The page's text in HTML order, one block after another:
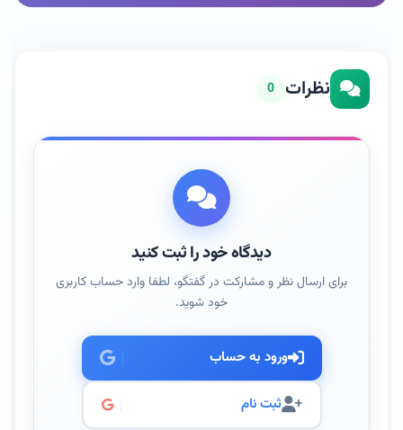
نظرات 0
دیدگاه خود را ثبت کنید
برای ارسال نظر و مشارکت در گفتگو، لطفا وارد حساب کاربری
خود شوید.
ورود به حساب
ثبت نام